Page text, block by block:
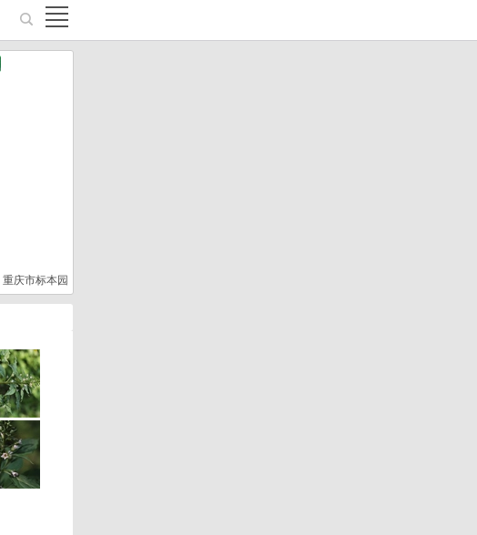
重庆市标本园